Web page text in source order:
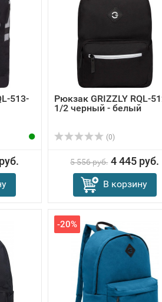
513-
Рюкзак GRIZZLY RQL-
1/2 черный - белый
(0)
5 556 руб. 4 445 руб.
В корзину
-20%